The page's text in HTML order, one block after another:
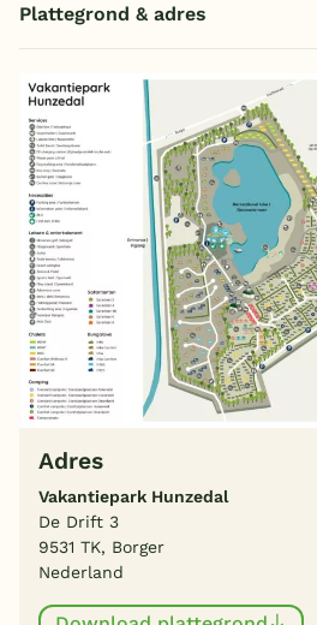
Plattegrond & adres
Adres
Vakantiepark Hunzedal
De Drift 3
9531 TK, Borger
Nederland